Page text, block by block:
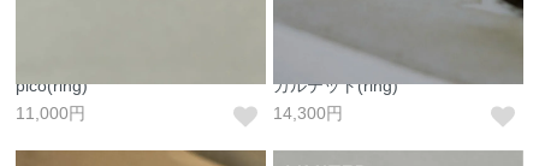
pico(ring)
11,000円
カルテット(ring)
14,300円